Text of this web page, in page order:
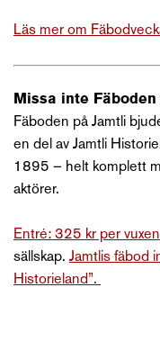
Läs mer om
Missa inte Fäboden
Fäboden på Jamtli
en del av Jamtli
1895 – helt komplett
aktörer.
Entré: 325 kr per vuxen
sällskap. Jamtlis fäbod
Historieland”.